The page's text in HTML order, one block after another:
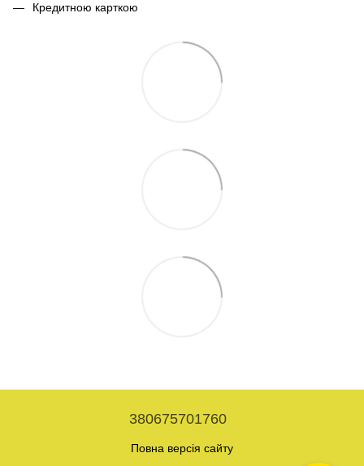
Кредитною карткою
380675701760
Повна версія сайту